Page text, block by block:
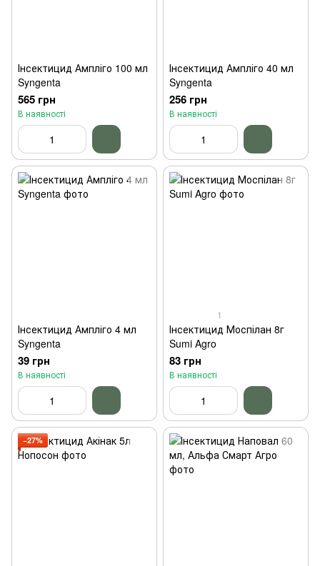
Інсектицид Ампліго 100 мл
Syngenta
565 грн
В наявності
Інсектицид Ампліго 40 мл
Syngenta
256 грн
В наявності
Інсектицид Ампліго 4 мл
Syngenta
39 грн
В наявності
1
Інсектицид Моспілан 8г
Sumi Agro
83 грн
В наявності
−27%